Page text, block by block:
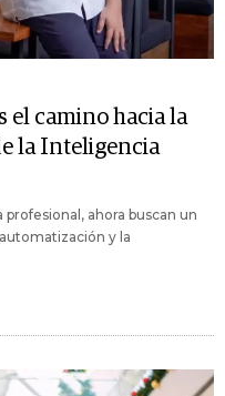
el camino hacia la
la Inteligencia
ahora buscan un
y la